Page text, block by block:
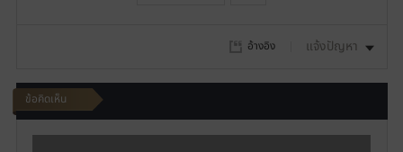
ร
โ
ป
อ้างอิง แจ้งปัญหา
ข้อคิดเห็น
เ